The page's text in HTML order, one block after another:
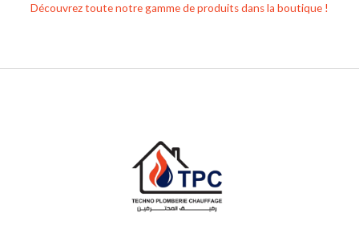
Découvrez toute notre gamme de produits dans la boutique !